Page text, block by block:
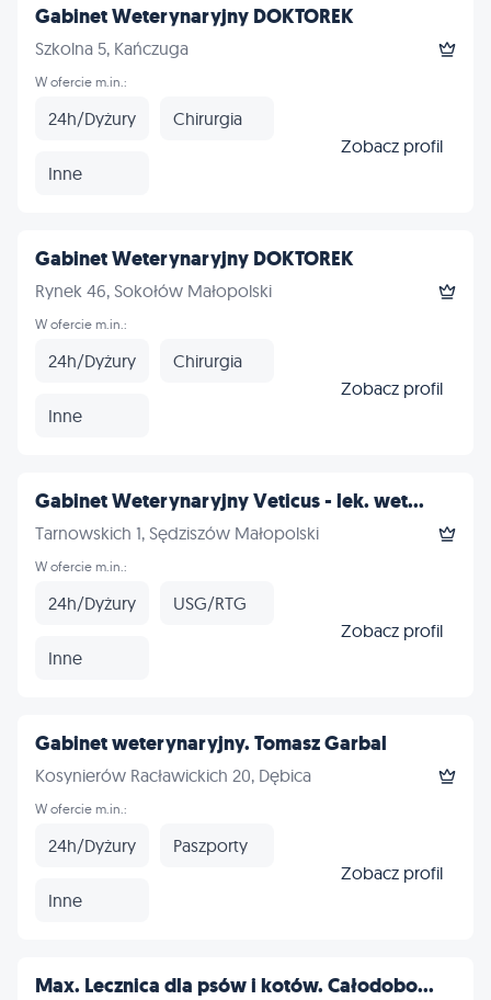
Gabinet Weterynaryjny DOKTOREK
Szkolna 5, Kańczuga
W ofercie m.in.:
24h/Dyżury Chirurgia
Inne
Zobacz profil
Gabinet Weterynaryjny DOKTOREK
Rynek 46, Sokołów Małopolski
W ofercie m.in.:
24h/Dyżury Chirurgia
Inne
Zobacz profil
Gabinet Weterynaryjny Veticus - lek. wet...
Tarnowskich 1, Sędziszów Małopolski
W ofercie m.in.:
24h/Dyżury USG/RTG
Inne
Zobacz profil
Gabinet weterynaryjny. Tomasz Garbal
Kosynierów Racławickich 20, Dębica
W ofercie m.in.:
24h/Dyżury Paszporty
Inne
Zobacz profil
Max. Lecznica dla psów i kotów. Całodobo...